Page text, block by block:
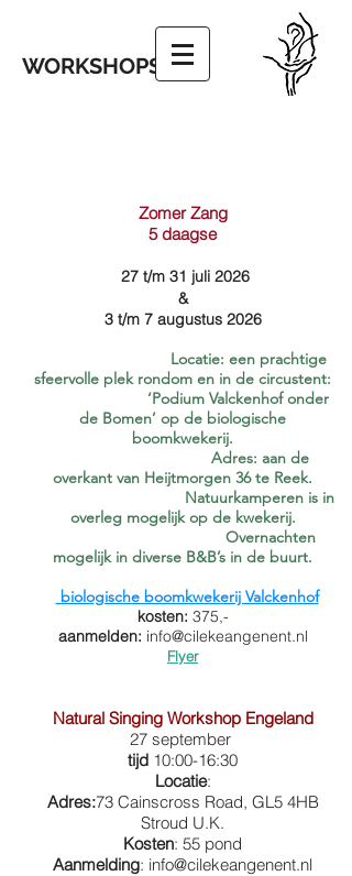
WORKSHOPS
Zomer Zang
5 daagse
27 t/m 31 juli 2026
&
3 t/m 7 augustus 2026
Locatie: een prachtige
sfeervolle plek rondom en in de circustent:
‘Podium Valckenhof onder
de Bomen’ op de biologische
boomkwekerij.
Adres: aan de
overkant van Heijtmorgen 36 te Reek.
Natuurkamperen is in
overleg mogelijk op de kwekerij.
Overnachten
mogelijk in diverse B&B’s in de buurt.
biologische boomkwekerij Valckenhof
kosten: 375,-
aanmelden: info@cilekeangenent.nl
Flyer
Natural Singing Workshop Engeland
27 september
tijd 10:00-16:30
Locatie:
Adres:73 Cainscross Road, GL5 4HB
Stroud U.K.
Kosten: 55 pond
Aanmelding: info@cilekeangenent.nl